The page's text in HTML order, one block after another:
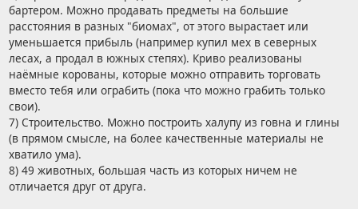
бартером. Можно продавать предметы на большие
расстояния в разных "биомах", от этого вырастает или
уменьшается прибыль (например купил мех в северных
лесах, а продал в южных степях). Криво реализованы
наёмные корованы, которые можно отправить торговать
вместо тебя или ограбить (пока что можно грабить только
свои).
7) Строительство. Можно построить халупу из говна и глины
(в прямом смысле, на более качественные материалы не
хватило ума).
8) 49 животных, большая часть из которых ничем не
отличается друг от друга.